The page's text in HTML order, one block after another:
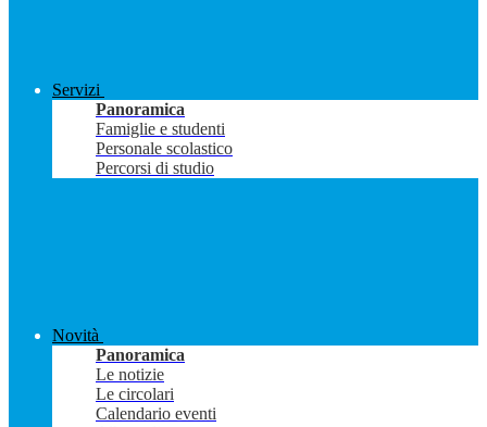
Servizi
Panoramica
Famiglie e studenti
Personale scolastico
Percorsi di studio
Novità
Panoramica
Le notizie
Le circolari
Calendario eventi